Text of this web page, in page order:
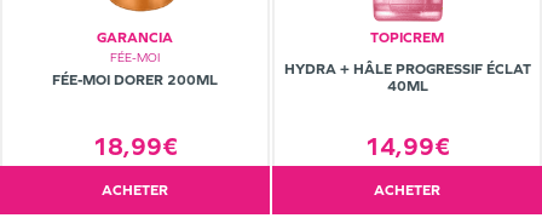
GARANCIA
FÉE-MOI
FÉE-MOI DORER 200ML
18,99€
ACHETER
TOPICREM
HYDRA + HÂLE PROGRESSIF ÉCLAT
40ML
14,99€
ACHETER